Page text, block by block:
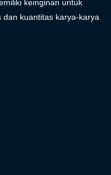
keinginan untuk
dan kuantitas karya-karya